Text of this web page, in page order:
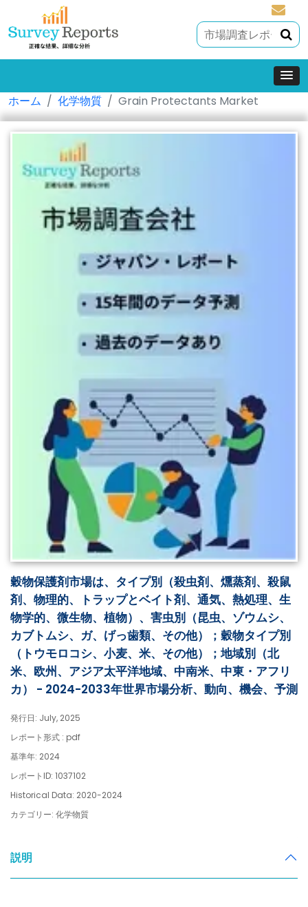
ホーム 化学物質 Grain Protectants Market
穀物保護剤市場は、タイプ別（殺虫剤、燻蒸剤、殺鼠
剤、物理的、トラップとベイト剤、通気、熱処理、生
物学的、微生物、植物）、害虫別（昆虫、ゾウムシ、
カブトムシ、ガ、げっ歯類、その他）；穀物タイプ別
（トウモロコシ、小麦、米、その他）；地域別（北
米、欧州、アジア太平洋地域、中南米、中東・アフリ
カ） - 2024-2033年世界市場分析、動向、機会、予測
発行日: July, 2025
レポート形式 : pdf
基準年: 2024
レポートID: 1037102
Historical Data: 2020-2024
カテゴリー: 化学物質
説明